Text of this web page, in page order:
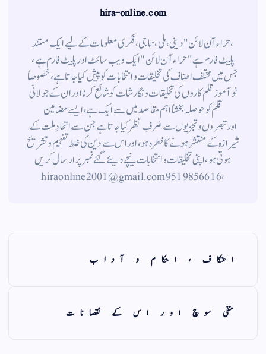
hira-online.com
،حراء آن لائن" دینی ، ملی ، سماجی ، فکری معلومات کے لیے ایک مستند
پلیٹ فارم ہے " حراء آن لائن " ایک ویب سائٹ اور پلیٹ فارم ہے ،
جس میں مختلف اصناف کی تخلیقات و انتخابات کو پیش کیا جاتا ہے ، خصوصاً
نوآموز قلم کاروں کی تخلیقات و نگارشات کو شائع کرنا اور ان کے جولانی
قلم کوحوصلہ بخشنا اہم مقاصد میں سے ایک ہے ، ایسے مضامین
اورتبصروں وتجزیوں سے صَرفِ نظر کیا جاتاہے جن سے اتحادِ ملت کے
شیرازہ کے منتشر ہونے کاخطرہ ہو ، اور اس سے دین کی غلط تفہیم وتشریح
ہوتی ہو، اپنی تخلیقات و انتخابات نیچے دیئے گئے نمبر پر ارسال کریں
، 9519856616 hiraonline2001@gmail.com
اعتکاف ، احکام و آداب
منفی سوچ اور اس کے نقصانات